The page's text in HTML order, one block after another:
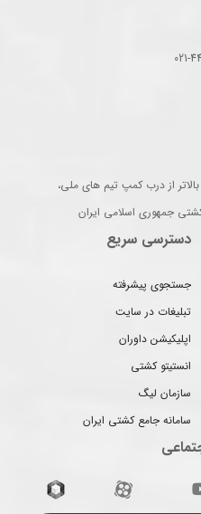
از درب کمپ تیم های ملی،
جمهوری اسلامی ایران
دسترسی سریع
جستجوی پیشرفته
تبلیغات در سایت
اپلیکیشن داوران
انستیتو کشتی
سازمان لیگ
سامانه جامع کشتی ایران